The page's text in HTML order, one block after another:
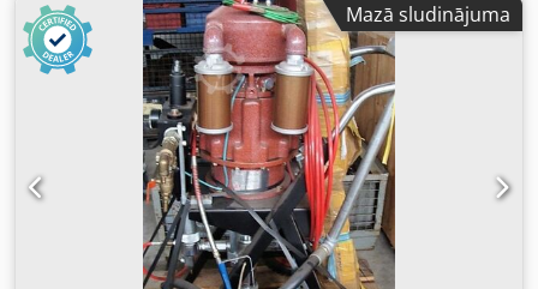
ar gumijotiem veltņiem - Veltņu solis: 65 mm - Veltņa
diametrs: 60 mm - Smalko putekļu filtrs Putekļu atdalīšanas
moduļu izvietojums plūsmas virzienā: 1) Gaisa pūtēja
kanāls 1 gab. no apakšas 2) Jonizācija no apakšas 3) Gaisa
pūtēja kanāli 2 gab. no augšas (Ar savu ventilatoru,
saspiests gaiss nav nepieciešams) 4) Jonizācijas stienis no
apakšas un no augšas Uzstādīšanas izmēri: Dkjdpfx Aoxiy
Htonzjr - Uzstādīšanas garums: 830 mm - Platums: 2 245
mm - Augstums: 1 470 mm - Sūkšanas uzgalis: D 160 mm -
Augstuma regulēšana: motorizēta - Atsevišķs vadības
panelis ar augstuma regulēšanu komplektā (skat. attēlus)
Mazā sludinājuma